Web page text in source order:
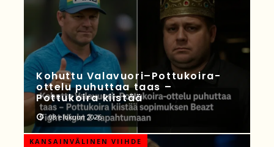
Kohuttu Valavuori–Pottukoira-
ottelu puhuttaa taas –
Pottukoira kiistää
08 elokuun 2026
KANSAINVÄLINEN VIIHDE